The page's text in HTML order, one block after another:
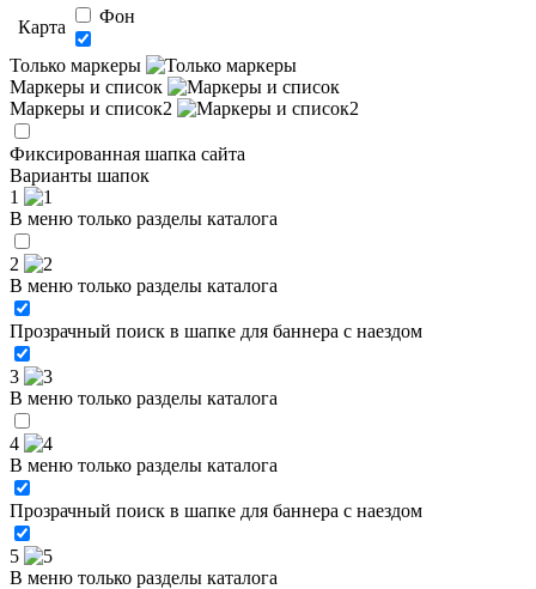
Карта
Фон
Только маркеры
Маркеры и список
Маркеры и список2
Фиксированная шапка сайта
Варианты шапок
1
В меню только разделы каталога
2
В меню только разделы каталога
Прозрачный поиск в шапке для баннера с наездом
3
В меню только разделы каталога
4
В меню только разделы каталога
Прозрачный поиск в шапке для баннера с наездом
5
В меню только разделы каталога